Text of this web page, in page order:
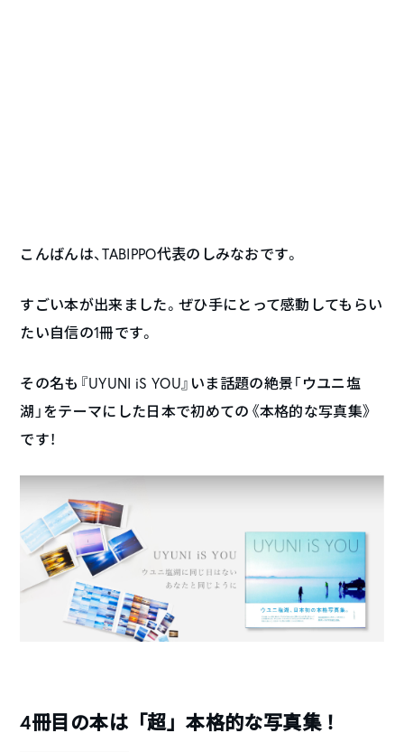
こんばんは、TABIPPO代表のしみなおです。
すごい本が出来ました。ぜひ手にとって感動してもらい
たい自信の1冊です。
その名も『UYUNI iS YOU』いま話題の絶景「ウユニ塩
湖」をテーマにした日本で初めての《本格的な写真集》
です！
4冊目の本は「超」本格的な写真集！